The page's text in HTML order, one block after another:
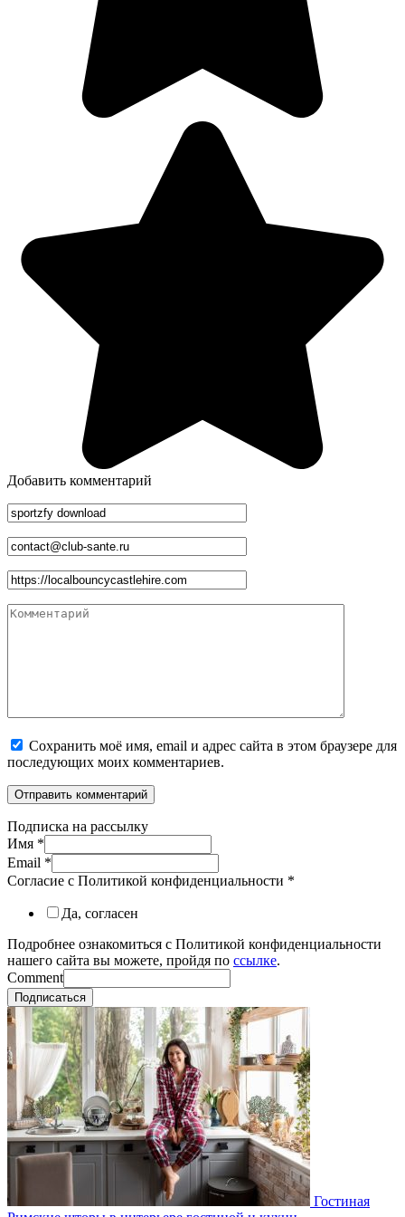
Добавить комментарий
Имя
*
Email
*
Сайт
Комментарий
Сохранить моё имя, email и адрес сайта в этом браузере для
последующих моих комментариев.
Подписка на рассылку
Имя *
Email *
Согласие с Политикой конфиденциальности *
Да, согласен
Подробнее ознакомиться с Политикой конфиденциальности
нашего сайта вы можете, пройдя по ссылке.
Comment
Подписаться
Гостиная